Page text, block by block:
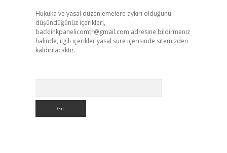
Hukuka ve yasal düzenlemelere aykırı olduğunu
düşündüğünüz içerikleri,
backlinkpanelicomtr@gmail.com adresine bildirmeniz
halinde, ilgili içerikler yasal süre içerisinde sitemizden
kaldırılacaktır.